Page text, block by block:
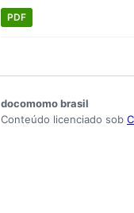
PDF
docomomo brasil
Conteúdo licenciado sob